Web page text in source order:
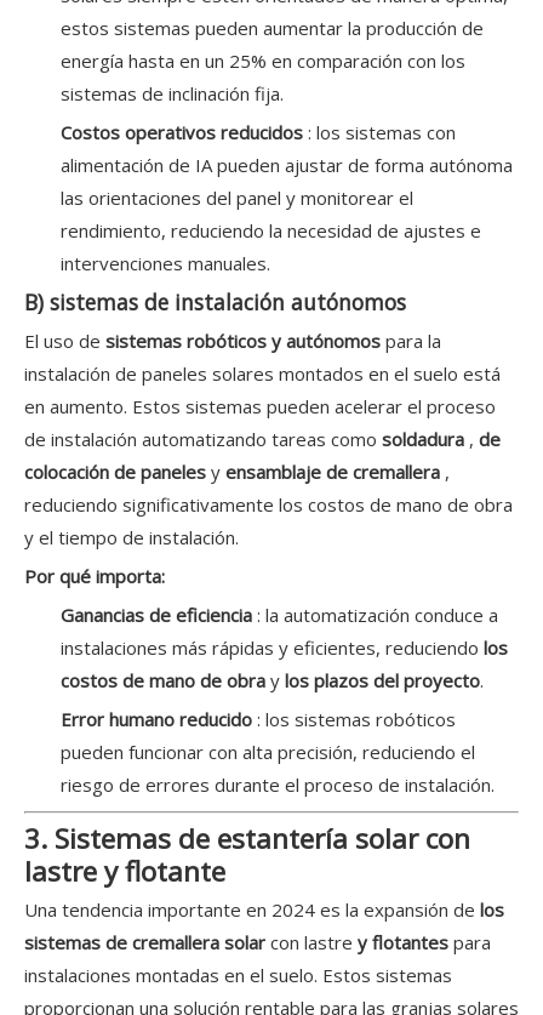
estos sistemas pueden aumentar la producción de
energía hasta en un 25% en comparación con los
sistemas de inclinación fija.
Costos operativos reducidos : los sistemas con
alimentación de IA pueden ajustar de forma autónoma
las orientaciones del panel y monitorear el
rendimiento, reduciendo la necesidad de ajustes e
intervenciones manuales.
B) sistemas de instalación autónomos
El uso de sistemas robóticos y autónomos para la
instalación de paneles solares montados en el suelo está
en aumento. Estos sistemas pueden acelerar el proceso
de instalación automatizando tareas como soldadura , de
colocación de paneles y ensamblaje de cremallera ,
reduciendo significativamente los costos de mano de obra
y el tiempo de instalación.
Por qué importa:
Ganancias de eficiencia : la automatización conduce a
instalaciones más rápidas y eficientes, reduciendo los
costos de mano de obra y los plazos del proyecto.
Error humano reducido : los sistemas robóticos
pueden funcionar con alta precisión, reduciendo el
riesgo de errores durante el proceso de instalación.
3. Sistemas de estantería solar con
lastre y flotante
Una tendencia importante en 2024 es la expansión de los
sistemas de cremallera solar con lastre y flotantes para
instalaciones montadas en el suelo. Estos sistemas
proporcionan una solución rentable para las granjas solares